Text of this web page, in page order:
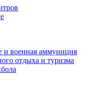
и военная аммуниция
отдыха и туризма